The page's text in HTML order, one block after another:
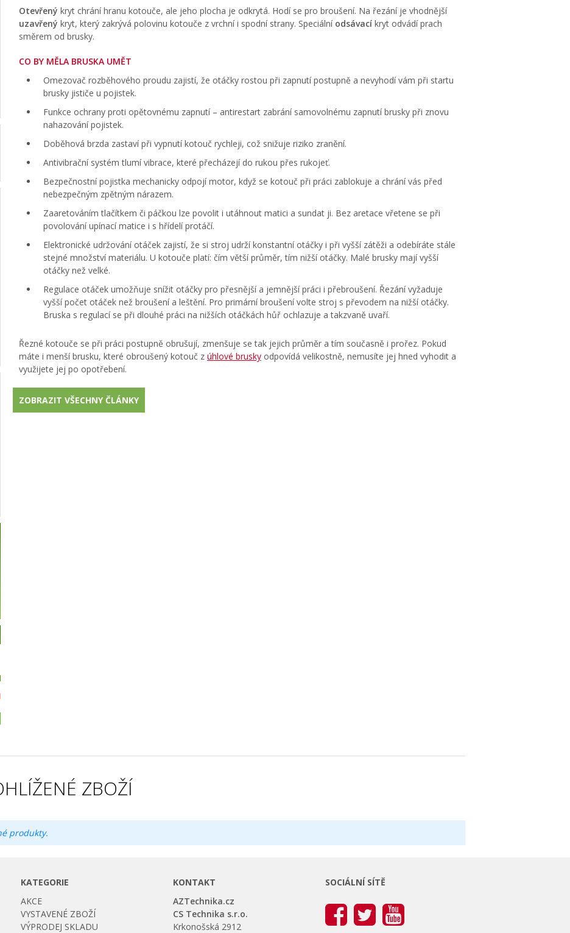
Otevřený kryt chrání hranu kotouče, ale jeho plocha je odkrytá. Hodí se pro broušení. Na řezání je vhodnější
uzavřený kryt, který zakrývá polovinu kotouče z vrchní i spodní strany. Speciální odsávací kryt odvádí prach
směrem od brusky.
CO BY MĚLA BRUSKA UMĚT
Omezovač rozběhového proudu zajistí, že otáčky rostou při zapnutí postupně a nevyhodí vám při startu
brusky jističe u pojistek.
Funkce ochrany proti opětovnému zapnutí – antirestart zabrání samovolnému zapnutí brusky při znovu
nahazování pojistek.
Doběhová brzda zastaví při vypnutí kotouč rychleji, což snižuje riziko zranění.
Antivibrační systém tlumí vibrace, které přecházejí do rukou přes rukojeť.
Bezpečnostní pojistka mechanicky odpojí motor, když se kotouč při práci zablokuje a chrání vás před
nebezpečným zpětným nárazem.
Zaaretováním tlačítkem či páčkou lze povolit i utáhnout matici a sundat ji. Bez aretace vřetene se při
povolování upínací matice i s hřídelí protáčí.
Elektronické udržování otáček zajistí, že si stroj udrží konstantní otáčky i při vyšší zátěži a odebíráte stále
stejné množství materiálu. U kotouče platí: čím větší průměr, tím nižší otáčky. Malé brusky mají vyšší
otáčky než velké.
Regulace otáček umožňuje snížit otáčky pro přesnější a jemnější práci i přebroušení. Řezání vyžaduje
vyšší počet otáček než broušení a leštění. Pro primární broušení volte stroj s převodem na nižší otáčky.
Bruska s regulací se při dlouhé práci na nižších otáčkách hůř ochlazuje a takzvaně uvaří.
Řezné kotouče se při práci postupně obrušují, zmenšuje se tak jejich průměr a tím současně i prořez. Pokud
máte i menší brusku, které obroušený kotouč z úhlové brusky odpovídá velikostně, nemusíte jej hned vyhodit a
využijete jej po opotřebení.
ZOBRAZIT VŠECHNY ČLÁNKY
ZBOŽÍ
produkty.
KATEGORIE
AKCE
VYSTAVENÉ ZBOŽÍ
VÝPRODEJ SKLADU
KONTAKT
AZTechnika.cz
CS Technika s.r.o.
Krkonošská 2912
SOCIÁLNÍ SÍTĚ